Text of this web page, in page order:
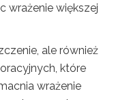
wrażenie większej
ale również
które
wrażenie